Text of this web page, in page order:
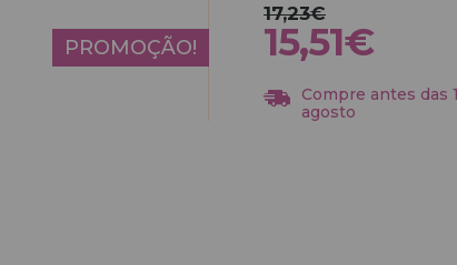
PROMOÇÃO!
17,23€
15,51€
Compre antes das
agosto